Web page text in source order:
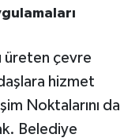
üreten çevre
hizmet
Noktalarını da
Belediye